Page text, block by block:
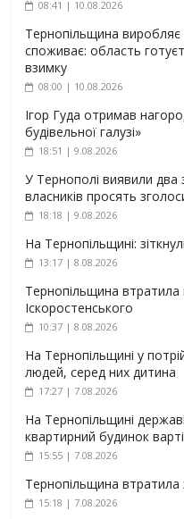
08:41 | 10.08.2026
Тернопільщина виробляє
споживає: область
взимку
08:00 | 10.08.2026
Ігор Гуда отримав
будівельної галузі»
18:51 | 9.08.2026
У Тернополі виявили два
власників просять
18:18 | 9.08.2026
На Тернопільщині:
13:17 | 8.08.2026
Тернопільщина втратила
Іскоростенського
10:37 | 8.08.2026
На Тернопільщині у
людей, серед них дитина
17:27 | 7.08.2026
На Тернопільщині
квартирний будинок
15:55 | 7.08.2026
Тернопільщина
15:18 | 7.08.2026